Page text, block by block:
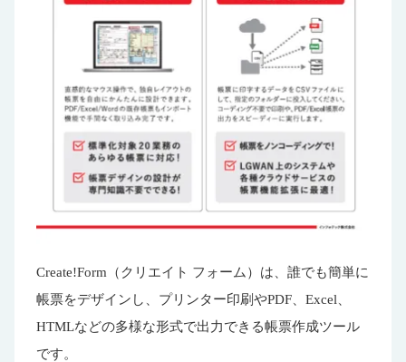
Create!Form（クリエイト フォーム）は、誰でも簡単に
帳票をデザインし、プリンター印刷やPDF、Excel、
HTMLなどの多様な形式で出力できる帳票作成ツール
です。